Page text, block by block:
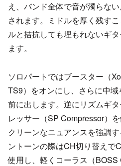
え、バンド全体で音が濁らな
されます。ミドルを厚く残す
ルと拮抗しても埋もれないギ
ます。
ソロパートではブースター（
TS9）をオンにし、さらに中
前に出します。逆にリズムギ
レッサー（SP Compressor）
クリーンなニュアンスを強調
ントーンの際はCH切り替えで
使用し、軽くコーラス（